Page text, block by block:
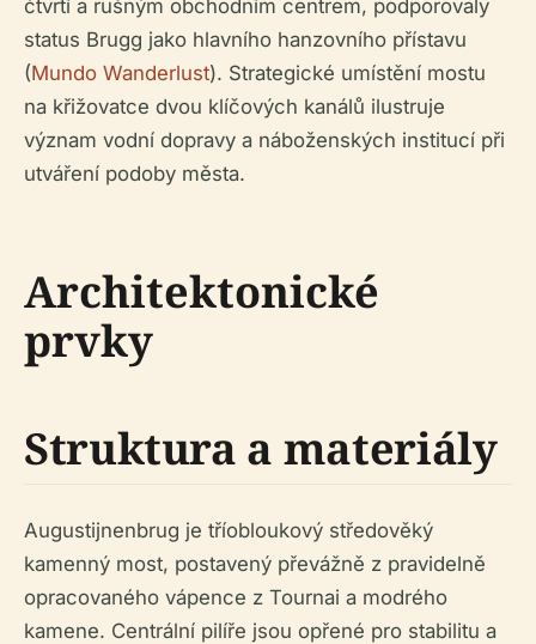
čtvrtí a rušným obchodním centrem, podporovaly
status Brugg jako hlavního hanzovního přístavu
(Mundo Wanderlust). Strategické umístění mostu
na křižovatce dvou klíčových kanálů ilustruje
význam vodní dopravy a náboženských institucí při
utváření podoby města.
Architektonické
prvky
Struktura a materiály
Augustijnenbrug je tříobloukový středověký
kamenný most, postavený převážně z pravidelně
opracovaného vápence z Tournai a modrého
kamene. Centrální pilíře jsou opřené pro stabilitu a